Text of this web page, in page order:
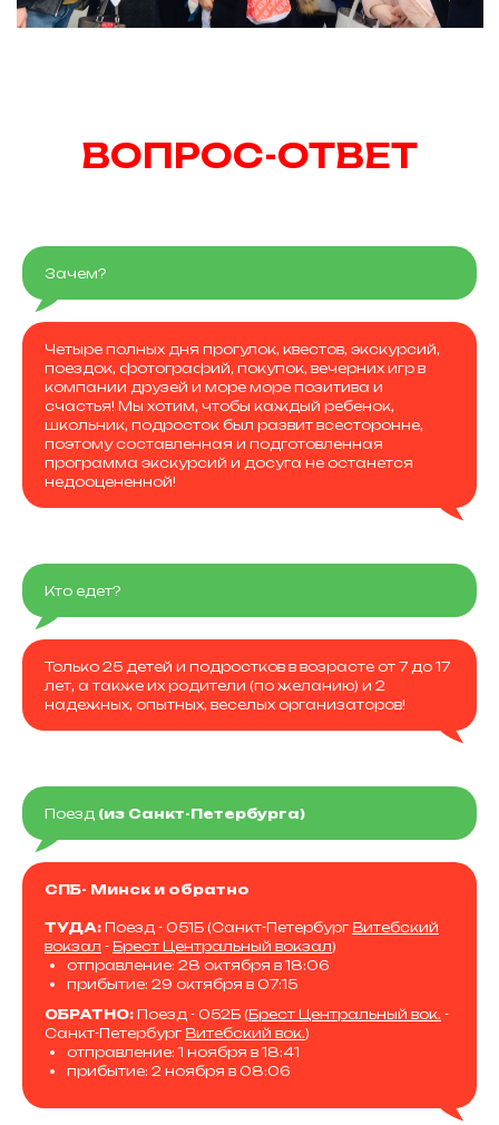
ВОПРОС-ОТВЕТ
Зачем?
Четыре полных дня прогулок, квестов, экскурсий,
поездок, фотографий, покупок, вечерних игр в
компании друзей и море море позитива и
счастья! Мы хотим, чтобы каждый ребенок,
школьник, подросток был развит всесторонне,
поэтому составленная и подготовленная
программа экскурсий и досуга не останется
недооцененной!
Кто едет?
Только 25 детей и подростков в возрасте от 7 до 17
лет, а также их родители (по желанию) и 2
надежных, опытных, веселых организаторов!
Поезд (из Санкт-Петербурга)
СПБ- Минск и обратно
ТУДА: Поезд - 051Б (Санкт-Петербург Витебский
вокзал - Брест Центральный вокзал)
отправление: 28 октября в 18:06
прибытие: 29 октября в 07:15
ОБРАТНО: Поезд - 052Б (Брест Центральный вок. -
Санкт-Петербург Витебский вок.)
отправление: 1 ноября в 18:41
прибытие: 2 ноября в 08:06